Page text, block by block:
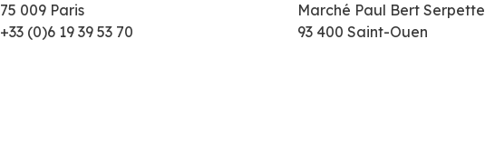
75 009 Paris
+33 (0)6 19 39 53 70
Marché Paul Bert Serpette
93 400 Saint-Ouen